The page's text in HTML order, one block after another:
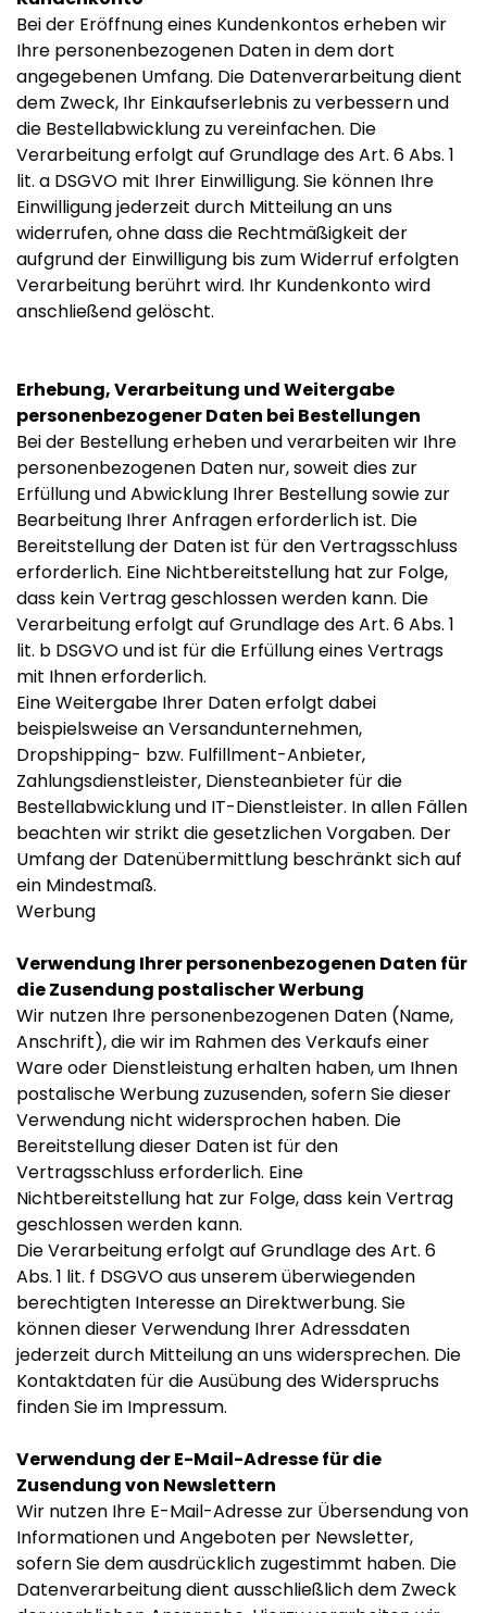
Bei der Eröffnung eines Kundenkontos erheben wir
Ihre personenbezogenen Daten in dem dort
angegebenen Umfang. Die Datenverarbeitung dient
dem Zweck, Ihr Einkaufserlebnis zu verbessern und
die Bestellabwicklung zu vereinfachen. Die
Verarbeitung erfolgt auf Grundlage des Art. 6 Abs. 1
lit. a DSGVO mit Ihrer Einwilligung. Sie können Ihre
Einwilligung jederzeit durch Mitteilung an uns
widerrufen, ohne dass die Rechtmäßigkeit der
aufgrund der Einwilligung bis zum Widerruf erfolgten
Verarbeitung berührt wird. Ihr Kundenkonto wird
anschließend gelöscht.
Erhebung, Verarbeitung und Weitergabe
personenbezogener Daten bei Bestellungen
Bei der Bestellung erheben und verarbeiten wir Ihre
personenbezogenen Daten nur, soweit dies zur
Erfüllung und Abwicklung Ihrer Bestellung sowie zur
Bearbeitung Ihrer Anfragen erforderlich ist. Die
Bereitstellung der Daten ist für den Vertragsschluss
erforderlich. Eine Nichtbereitstellung hat zur Folge,
dass kein Vertrag geschlossen werden kann. Die
Verarbeitung erfolgt auf Grundlage des Art. 6 Abs. 1
lit. b DSGVO und ist für die Erfüllung eines Vertrags
mit Ihnen erforderlich.
Eine Weitergabe Ihrer Daten erfolgt dabei
beispielsweise an Versandunternehmen,
Dropshipping- bzw. Fulfillment-Anbieter,
Zahlungsdienstleister, Diensteanbieter für die
Bestellabwicklung und IT-Dienstleister. In allen Fällen
beachten wir strikt die gesetzlichen Vorgaben. Der
Umfang der Datenübermittlung beschränkt sich auf
ein Mindestmaß.
Werbung
Verwendung Ihrer personenbezogenen Daten für
die Zusendung postalischer Werbung
Wir nutzen Ihre personenbezogenen Daten (Name,
Anschrift), die wir im Rahmen des Verkaufs einer
Ware oder Dienstleistung erhalten haben, um Ihnen
postalische Werbung zuzusenden, sofern Sie dieser
Verwendung nicht widersprochen haben. Die
Bereitstellung dieser Daten ist für den
Vertragsschluss erforderlich. Eine
Nichtbereitstellung hat zur Folge, dass kein Vertrag
geschlossen werden kann.
Die Verarbeitung erfolgt auf Grundlage des Art. 6
Abs. 1 lit. f DSGVO aus unserem überwiegenden
berechtigten Interesse an Direktwerbung. Sie
können dieser Verwendung Ihrer Adressdaten
jederzeit durch Mitteilung an uns widersprechen. Die
Kontaktdaten für die Ausübung des Widerspruchs
finden Sie im Impressum.
Verwendung der E-Mail-Adresse für die
Zusendung von Newslettern
Wir nutzen Ihre E-Mail-Adresse zur Übersendung von
Informationen und Angeboten per Newsletter,
sofern Sie dem ausdrücklich zugestimmt haben. Die
Datenverarbeitung dient ausschließlich dem Zweck